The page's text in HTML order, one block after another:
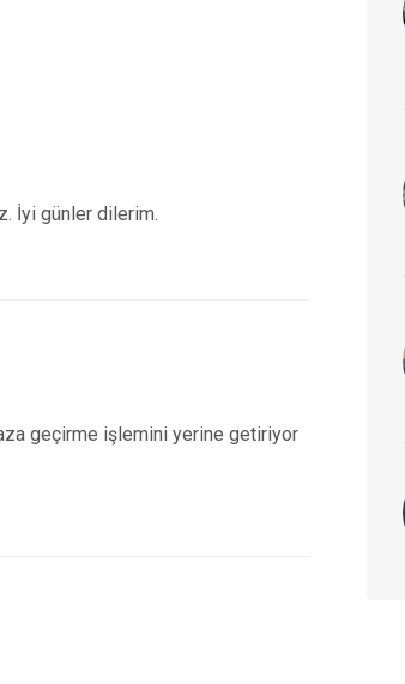
İyi günler dilerim.
geçirme işlemini yerine getiriyor